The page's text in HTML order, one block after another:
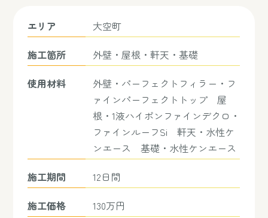
エリア
大空町
施工箇所
外壁・屋根・軒天・基礎
使用材料
外壁・パーフェクトフィラー・フ
ァインパーフェクトトップ 屋
根・1液ハイポンファインデクロ・
ファインルーフSi 軒天・水性ケ
ンエース 基礎・水性ケンエース
施工期間
12日間
施工価格
130万円